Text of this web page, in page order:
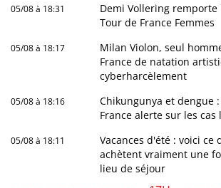
05/08 à 18:31
Demi Vollering remporte
Tour de France Femmes
05/08 à 18:17
Milan Violon, seul
France de natation
cyberharcèlement
05/08 à 18:16
Chikungunya et dengue
France alerte sur les cas
05/08 à 18:11
Vacances d'été : voici ce
achètent vraiment une
lieu de séjour